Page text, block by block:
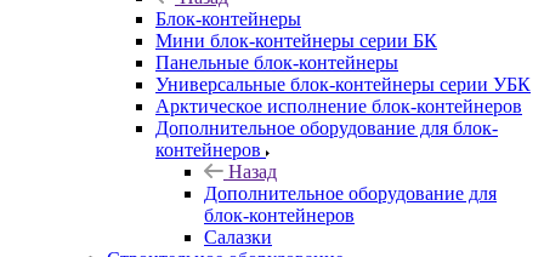
Блок-контейнеры
Мини блок-контейнеры серии БК
Панельные блок-контейнеры
Универсальные блок-контейнеры серии УБК
Арктическое исполнение блок-контейнеров
Дополнительное оборудование для блок-
контейнеров
Назад
Дополнительное оборудование для
блок-контейнеров
Салазки